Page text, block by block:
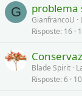
G problema
GianfrancoU
Risposte 16
Blade Spirit
Risposte 6